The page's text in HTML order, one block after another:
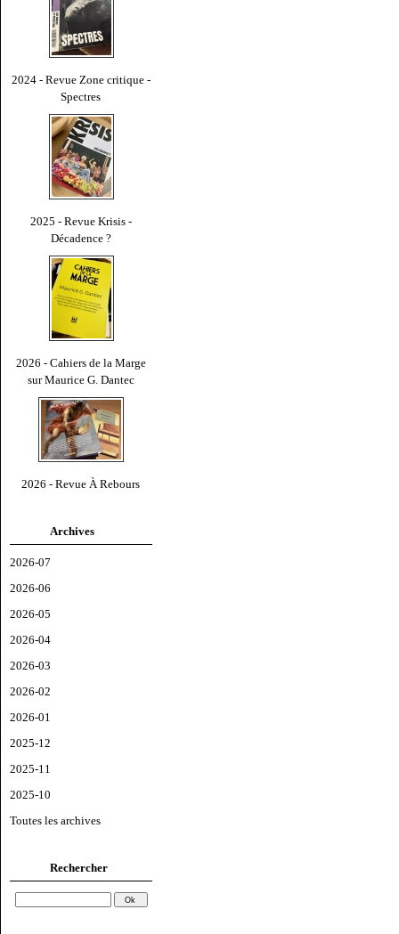
2024 - Revue Zone critique -
Spectres
2025 - Revue Krisis -
Décadence ?
2026 - Cahiers de la Marge
sur Maurice G. Dantec
2026 - Revue À Rebours
Archives
2026-07
2026-06
2026-05
2026-04
2026-03
2026-02
2026-01
2025-12
2025-11
2025-10
Toutes les archives
Rechercher